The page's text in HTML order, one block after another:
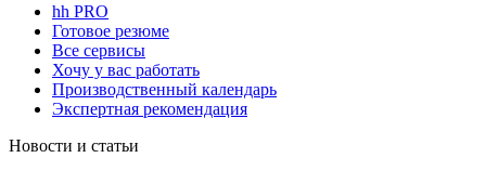
hh PRO
Готовое резюме
Все сервисы
Хочу у вас работать
Производственный календарь
Экспертная рекомендация
Новости и статьи